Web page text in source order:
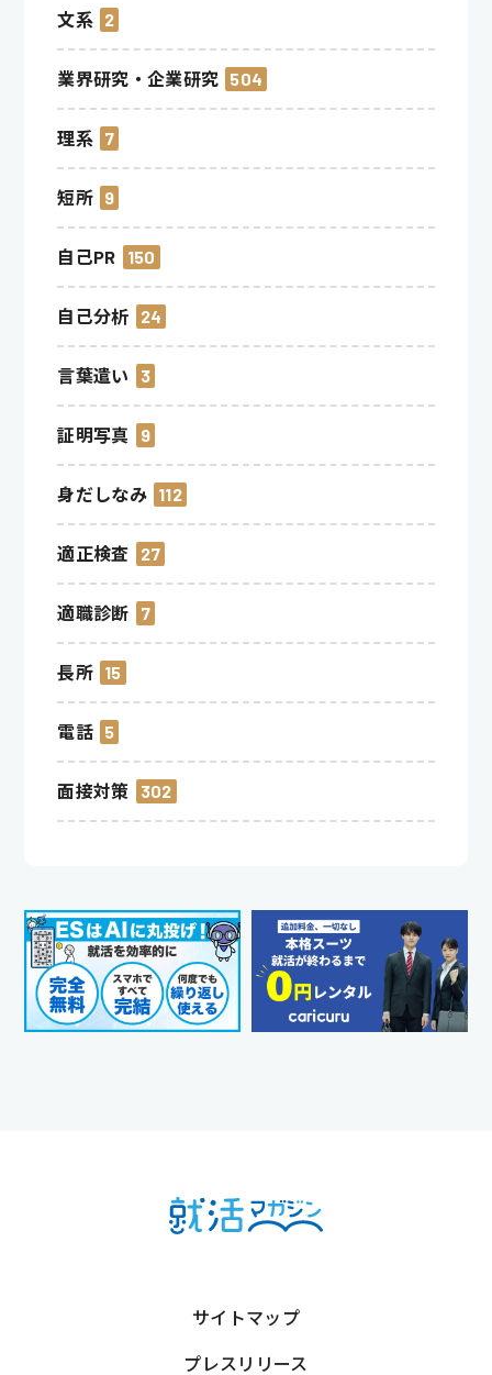
文系 2
業界研究・企業研究 504
理系 7
短所 9
自己PR 150
自己分析 24
言葉遣い 3
証明写真 9
身だしなみ 112
適正検査 27
適職診断 7
長所 15
電話 5
面接対策 302
サイトマップ
プレスリリース